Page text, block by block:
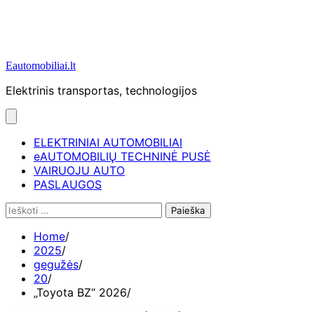
Eautomobiliai.lt
Elektrinis transportas, technologijos
ELEKTRINIAI AUTOMOBILIAI
eAUTOMOBILIŲ TECHNINĖ PUSĖ
VAIRUOJU AUTO
PASLAUGOS
Ieškoti:
Home
2025
gegužės
20
„Toyota BZ“ 2026